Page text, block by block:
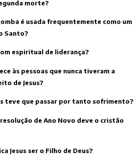
morte?
é usada frequentemente como um
Santo?
espiritual de liderança?
às pessoas que nunca tiveram a
de Jesus?
teve que passar por tanto sofrimento?
resolução de Ano Novo deve o cristão
Jesus ser o Filho de Deus?